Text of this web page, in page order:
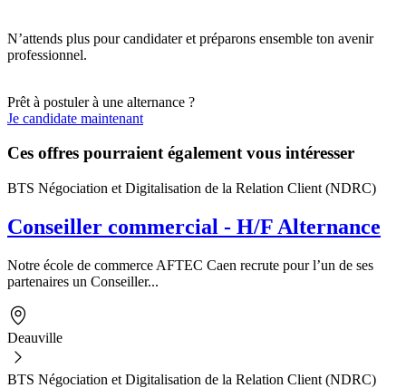
N’attends plus pour candidater et préparons ensemble ton avenir
professionnel.
Prêt à postuler à une alternance ?
Je candidate maintenant
Ces offres pourraient également vous intéresser
BTS Négociation et Digitalisation de la Relation Client (NDRC)
Conseiller commercial - H/F Alternance
Notre école de commerce AFTEC Caen recrute pour l’un de ses
partenaires un Conseiller...
Deauville
BTS Négociation et Digitalisation de la Relation Client (NDRC)